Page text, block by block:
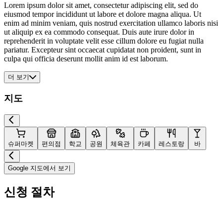
Lorem ipsum dolor sit amet, consectetur adipiscing elit, sed do
eiusmod tempor incididunt ut labore et dolore magna aliqua. Ut
enim ad minim veniam, quis nostrud exercitation ullamco laboris nisi
ut aliquip ex ea commodo consequat. Duis aute irure dolor in
reprehenderit in voluptate velit esse cillum dolore eu fugiat nulla
pariatur. Excepteur sint occaecat cupidatat non proident, sunt in
culpa qui officia deserunt mollit anim id est laborum.
더 보기
지도
슈퍼마켓 편의점 학교 공원 체육관 카페 레스토랑 바
Google 지도에서 보기
신청 절차